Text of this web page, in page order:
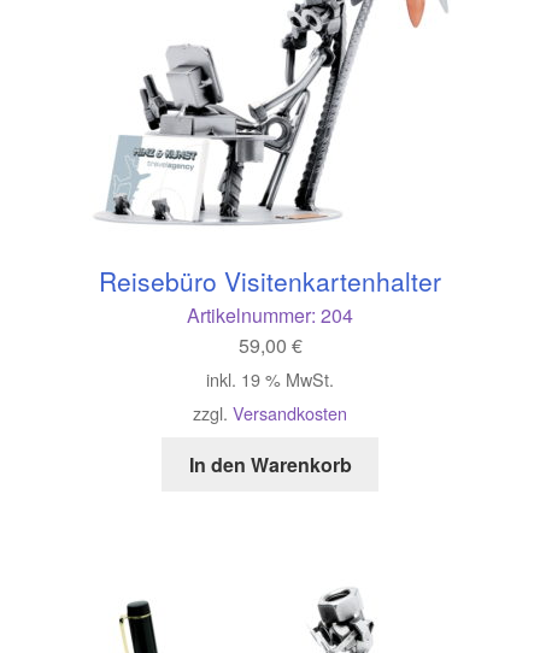
Reisebüro Visitenkartenhalter
Artikelnummer: 204
59,00 €
inkl. 19 % MwSt.
zzgl. Versandkosten
In den Warenkorb